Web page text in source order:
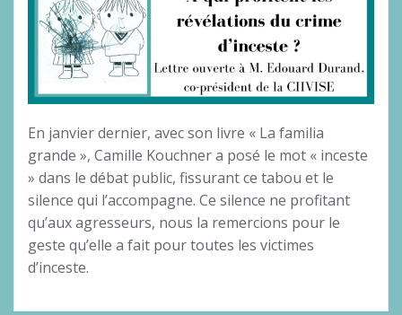
En janvier dernier, avec son livre « La familia
grande », Camille Kouchner a posé le mot « inceste
» dans le débat public, fissurant ce tabou et le
silence qui l’accompagne. Ce silence ne profitant
qu’aux agresseurs, nous la remercions pour le
geste qu’elle a fait pour toutes les victimes
d’inceste.